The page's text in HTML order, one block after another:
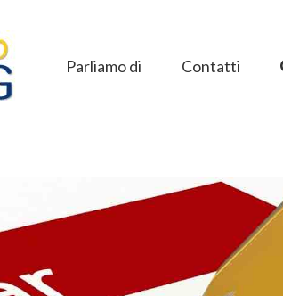
Parliamo di Contatti